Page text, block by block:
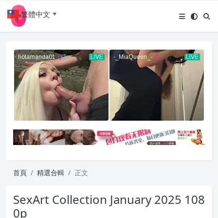
首頁 精選合輯 正文
SexArt Collection January 2025 108
0p
繁體中文 ▼